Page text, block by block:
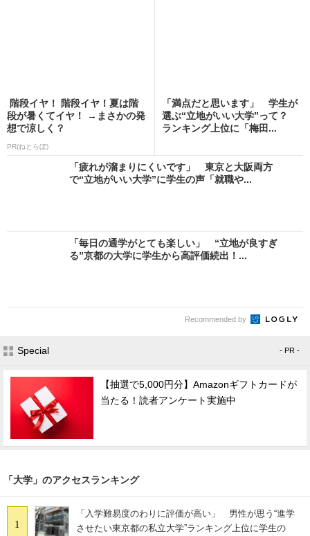
階段イヤ！ 階段イヤ！夏は階
段が暑くてイヤ！ →まさかの発
想で涼しく？
PR(ねとらぼ)
「満点だと思います」 学生が
選ぶ“立地がいい大学”って？
ランキング上位に「梅田...
「疲れが溜まりにくいです」 東京と大阪両方
で“立地がいい大学”に学生の声「就職や...
「毎日の通学がとても楽しい」 “立地が良すぎ
る”京都の大学に学生から高評価続出！...
Recommended by
Special - PR -
【抽選で5,000円分】Amazonギフトカードが
当たる！読者アンケート実施中
「大学」のアクセスランキング
1
「入学難易度のわりに評価が高い」 男性が思う“進学
させたい東京都の私立大学”ランキング上位に学生の